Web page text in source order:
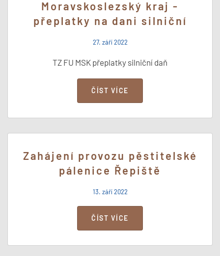
Moravskoslezský kraj -
přeplatky na dani silniční
27. září 2022
TZ FU MSK přeplatky silniční daň
ČÍST VÍCE
Zahájení provozu pěstitelské
pálenice Řepiště
13. září 2022
ČÍST VÍCE